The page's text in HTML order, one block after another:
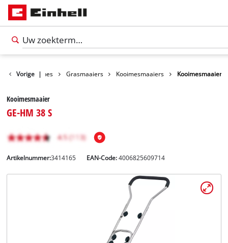
Vorige |
Tuinmachines Grasmaaiers Kooimesmaaiers Kooimesmaaier
Kooimesmaaier
GE-HM 38 S
Artikelnummer:3414165 EAN-Code:4006825609714